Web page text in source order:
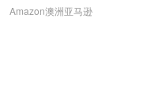
Amazon澳洲亚马逊